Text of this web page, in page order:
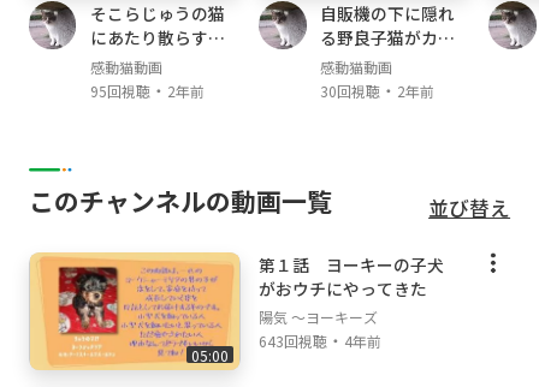
そこらじゅうの猫
にあたり散らすヤ
クザ猫
感動猫動画
95回視聴・ 2年前
自販機の下に隠れ
る野良子猫がカワ
イイ
感動猫動画
30回視聴・ 2年前
このチャンネルの動画一覧 並び替え
05:00
第１話 ヨーキーの子犬
がおウチにやってきた
陽気 ～ヨーキーズ
643回視聴 ・ 4年前